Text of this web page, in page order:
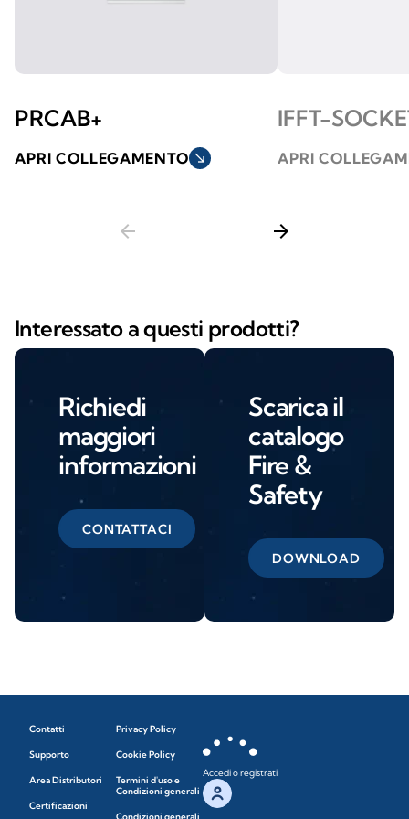
PRCAB+
APRI COLLEGAMENTO south_east
IFFT-
APRI
arrow_back arrow_forward
Interessato a questi prodotti?
Richiedi
maggiori
informazioni
CONTATTACI
Scarica il
catalogo
Fire &
Safety
DOWNLOAD
Contatti
Supporto
Area Distributori
Certificazioni
Privacy Policy
Cookie Policy
Termini d'uso e
Condizioni generali
Accedi o registrati